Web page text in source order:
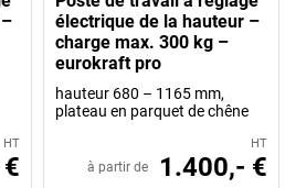
HT
électrique de la hauteur –
charge max. 300 kg –
eurokraft pro
hauteur 680 – 1165 mm,
plateau en parquet de chêne
HT
à partir de 1.400,- €